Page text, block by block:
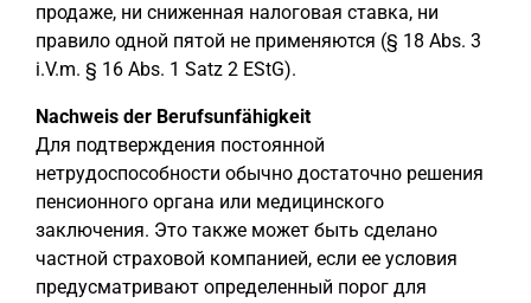
продаже, ни сниженная налоговая ставка, ни
правило одной пятой не применяются (§ 18 Abs. 3
i.V.m. § 16 Abs. 1 Satz 2 EStG).
Nachweis der Berufsunfähigkeit
Для подтверждения постоянной
нетрудоспособности обычно достаточно решения
пенсионного органа или медицинского
заключения. Это также может быть сделано
частной страховой компанией, если ее условия
предусматривают определенный порог для